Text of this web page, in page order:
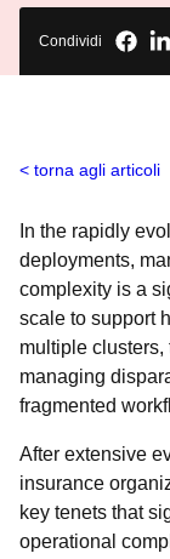
Condividi
torna agli articoli
In the rapidly
deployments,
complexity is a
scale to support
multiple clusters,
managing
fragmented
After extensive
insurance
key tenets that
operational